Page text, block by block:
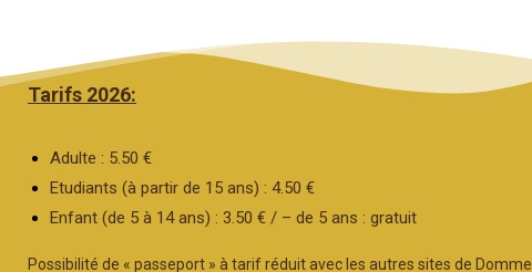
Tarifs 2026:
Adulte : 5.50 €
Etudiants (à partir de 15 ans) : 4.50 €
Enfant (de 5 à 14 ans) : 3.50 € / – de 5 ans : gratuit
Possibilité de « passeport » à tarif réduit avec les autres sites de Domme